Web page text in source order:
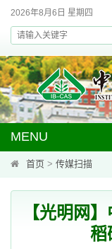
2026年8月6日 星期四
MENU
首页 > 传媒扫描
【光明网
稻